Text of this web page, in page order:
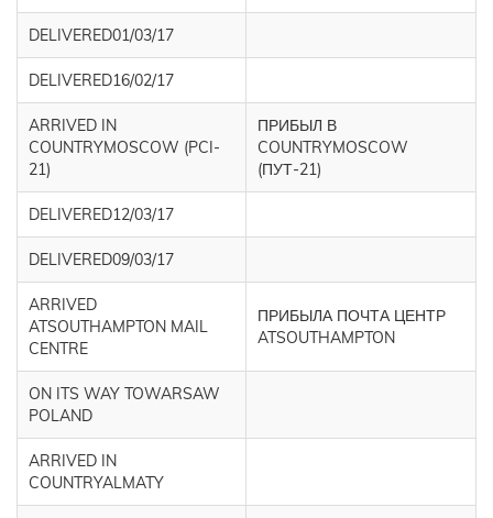
DELIVERED01/03/17
DELIVERED16/02/17
ARRIVED IN
COUNTRYMOSCOW (PCI-
21)
ПРИБЫЛ В
COUNTRYMOSCOW
(ПУТ-21)
DELIVERED12/03/17
DELIVERED09/03/17
ARRIVED
ATSOUTHAMPTON MAIL
CENTRE
ПРИБЫЛА ПОЧТА ЦЕНТР
ATSOUTHAMPTON
ON ITS WAY TOWARSAW
POLAND
ARRIVED IN
COUNTRYALMATY